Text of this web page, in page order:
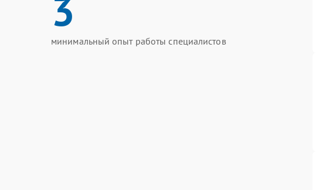
минимальный опыт работы специалистов